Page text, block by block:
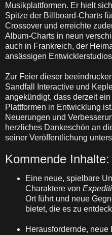
Musikplattformen. Er hielt
Spitze der Billboard-Charts
Crossover und erreichte
Album-Charts in neun
auch in Frankreich, der
ansässigen
Zur Feier dieser
Sandfall Interactive und
angekündigt, dass derzeit
Plattformen in Entwicklung
Neuerungen und
herzliches Dankeschön an
seiner Veröffentlichung
Kommende Inhalte:
Eine neue, spielbare
Charaktere von
Ort führt und neue
bietet, die es zu
Herausfordernde, neue